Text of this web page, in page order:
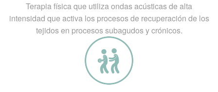
Terapia física que utiliza ondas acústicas de alta
intensidad que activa los procesos de recuperación de los
tejidos en procesos subagudos y crónicos.